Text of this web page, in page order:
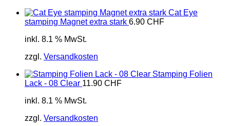
Cat Eye
stamping Magnet extra stark 6.90 CHF
inkl. 8.1 % MwSt.
zzgl. Versandkosten
Stamping Folien
Lack - 08 Clear 11.90 CHF
inkl. 8.1 % MwSt.
zzgl. Versandkosten